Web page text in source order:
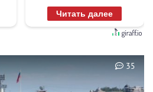
раз
Читать далее
35